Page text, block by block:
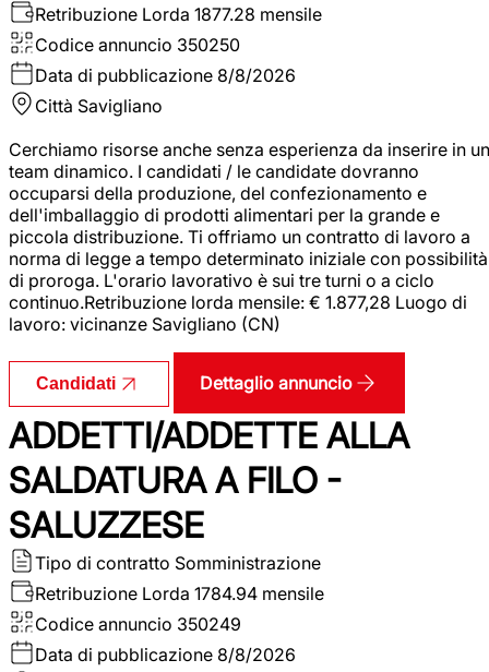
Retribuzione Lorda 1877.28 mensile
Codice annuncio 350250
Data di pubblicazione 8/8/2026
Città Savigliano
Cerchiamo risorse anche senza esperienza da inserire in un
team dinamico. I candidati / le candidate dovranno
occuparsi della produzione, del confezionamento e
dell'imballaggio di prodotti alimentari per la grande e
piccola distribuzione. Ti offriamo un contratto di lavoro a
norma di legge a tempo determinato iniziale con possibilità
di proroga. L'orario lavorativo è sui tre turni o a ciclo
continuo.Retribuzione lorda mensile: € 1.877,28 Luogo di
lavoro: vicinanze Savigliano (CN)
Candidati Dettaglio annuncio
ADDETTI/ADDETTE ALLA
SALDATURA A FILO -
SALUZZESE
Tipo di contratto Somministrazione
Retribuzione Lorda 1784.94 mensile
Codice annuncio 350249
Data di pubblicazione 8/8/2026